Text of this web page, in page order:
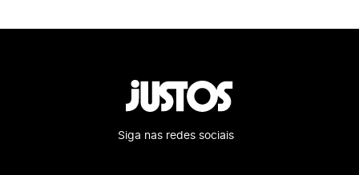
Siga nas redes sociais